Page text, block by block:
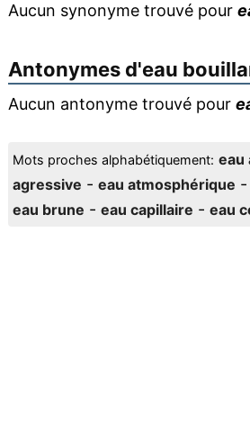
Aucun synonyme trouvé pour
Antonymes d'eau
Aucun antonyme trouvé pour
Mots proches alphabétiquement: eau
agressive - eau atmosphérique -
eau brune - eau capillaire - eau